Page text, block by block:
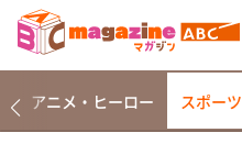
アニメ・ヒーロー スポーツ